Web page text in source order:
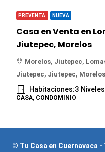
PREVENTA NUEVA
Casa en Venta en
Jiutepec, Morelos
Morelos, Jiutepec,
Jiutepec, Jiutepec, Morelos
Habitaciones:3
CASA, CONDOMINIO
© Tu Casa en Cuernavaca